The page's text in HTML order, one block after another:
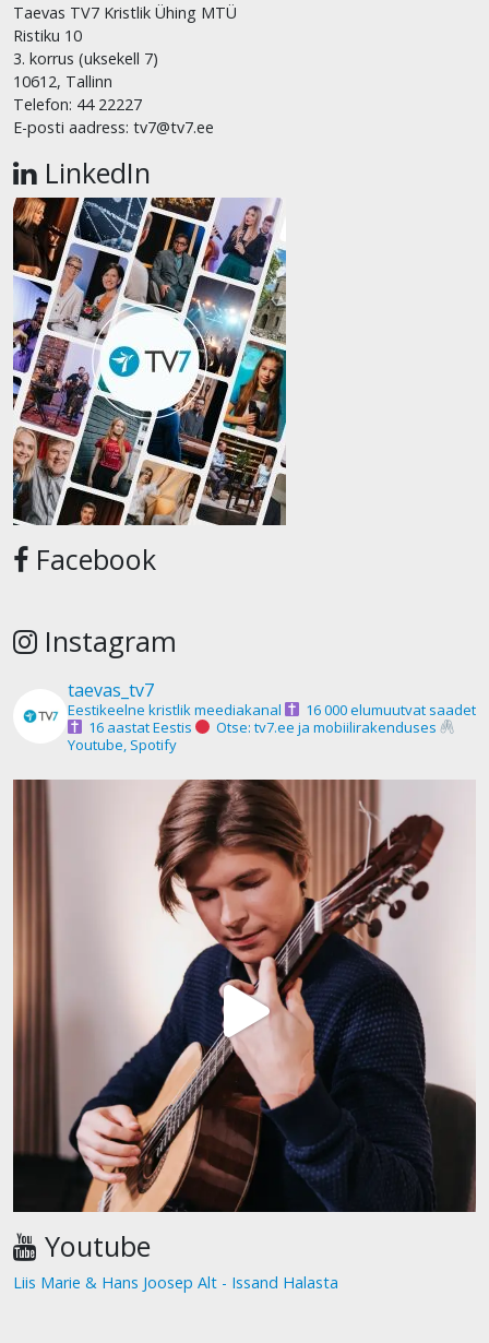
Taevas TV7 Kristlik Ühing MTÜ
Ristiku 10
3. korrus (uksekell 7)
10612, Tallinn
Telefon: 44 22227
E-posti aadress: tv7@tv7.ee
LinkedIn
Facebook
Instagram
taevas_tv7
Eestikeelne kristlik meediakanal
16 000 elumuutvat saadet
16 aastat Eestis
Otse: tv7.ee ja mobiilirakenduses
Youtube, Spotify
Youtube
Liis Marie & Hans Joosep Alt - Issand Halasta